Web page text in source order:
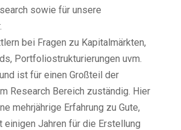
sowie für unsere
bei Fragen zu Kapitalmärkten,
Portfoliostrukturierungen uvm.
ist für einen Großteil der
Research Bereich zuständig. Hier
mehrjährige Erfahrung zu Gute,
einigen Jahren für die Erstellung